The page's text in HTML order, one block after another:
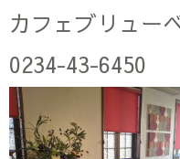
カフェブリュー
0234-43-6450